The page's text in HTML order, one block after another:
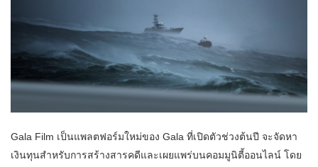
Gala Film เป็นแพลตฟอร์มใหม่ของ Gala ที่เปิดตัวช่วงต้นปี จะจัดหา
เงินทุนสำหรับการสร้างสารคดีและเผยแพร่บนคอมมูนิตี้ออนไลน์ โดย